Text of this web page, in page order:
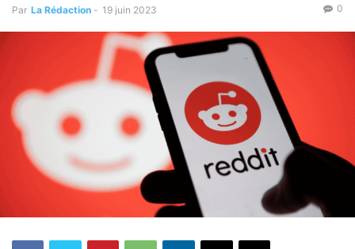
Par La Rédaction - 19 juin 2023 0